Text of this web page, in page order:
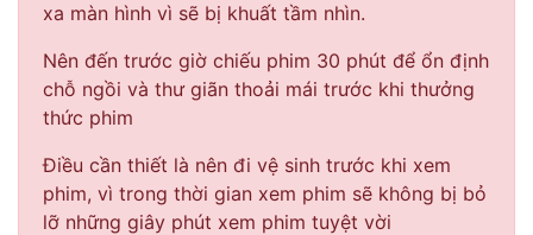
xa màn hình vì sẽ bị khuất tầm nhìn.
Nên đến trước giờ chiếu phim 30 phút để ổn định
chỗ ngồi và thư giãn thoải mái trước khi thưởng
thức phim
Điều cần thiết là nên đi vệ sinh trước khi xem
phim, vì trong thời gian xem phim sẽ không bị bỏ
lỡ những giây phút xem phim tuyệt vời